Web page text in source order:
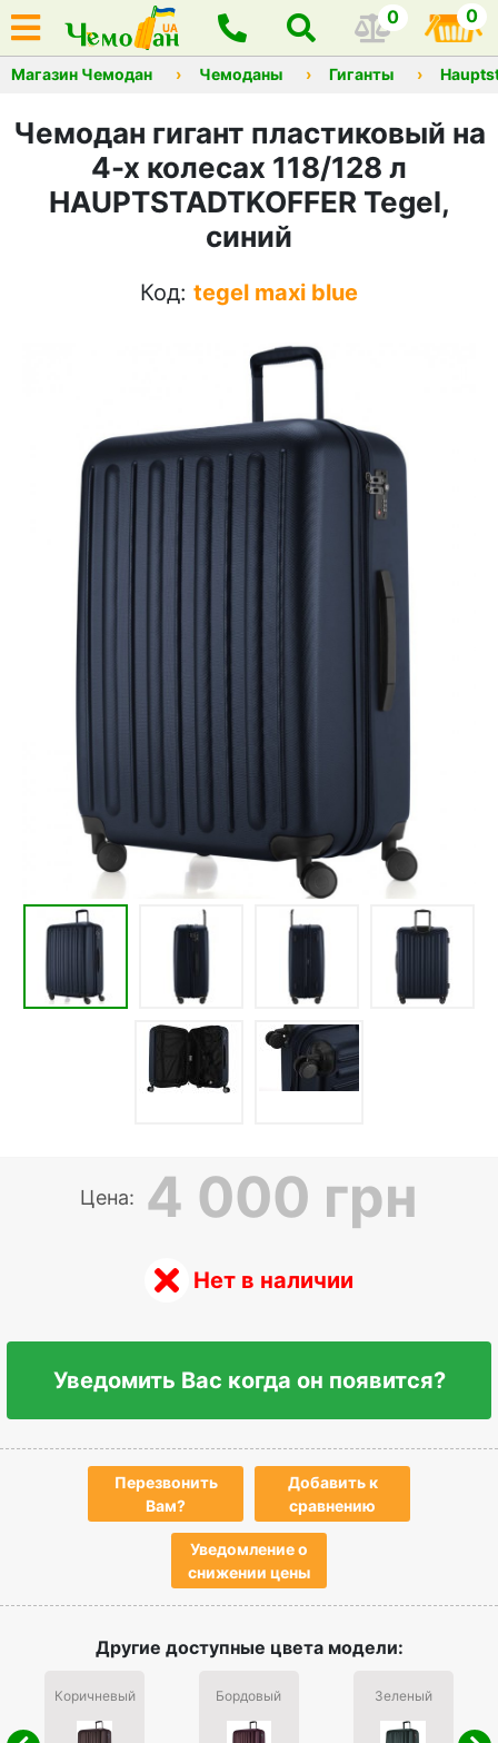
0 0
Магазин Чемодан Чемоданы Гиганты
Чемодан гигант пластиковый на
4-х колесах 118/128 л
HAUPTSTADTKOFFER Tegel,
синий
Код: tegel maxi blue
Цена: 4 000 грн
Нет в наличии
Уведомить Вас когда он появится?
Перезвонить
Вам?
Добавить к
сравнению
Уведомление о
снижении цены
Другие доступные цвета модели:
Коричневый Бордовый Зеленый